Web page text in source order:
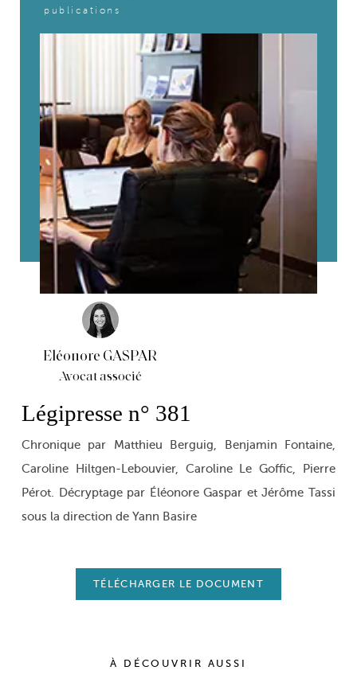
publications
Eléonore GASPAR
Avocat associé
Légipresse n° 381
Chronique par Matthieu Berguig, Benjamin Fontaine,
Caroline Hiltgen-Lebouvier, Caroline Le Goffic, Pierre
Pérot. Décryptage par Éléonore Gaspar et Jérôme Tassi
sous la direction de Yann Basire
TÉLÉCHARGER LE DOCUMENT
À DÉCOUVRIR AUSSI